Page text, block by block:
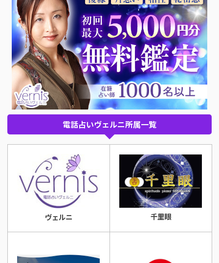
電話占いヴェルニ所属一覧
ヴェルニ 千里眼